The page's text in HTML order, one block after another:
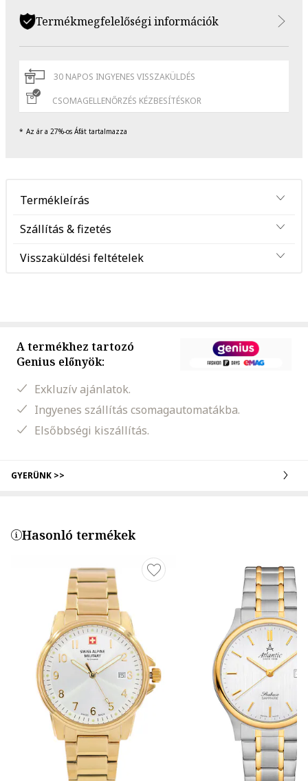
Termékmegfelelőségi információk
30 NAPOS INGYENES VISSZAKÜLDÉS
CSOMAGELLENŐRZÉS KÉZBESÍTÉSKOR
Az ár a 27%-os Áfát tartalmazza
Termékleírás
Szállítás & fizetés
Visszaküldési feltételek
A termékhez tartozó
Genius előnyök:
Exkluzív ajánlatok.
Ingyenes szállítás csomagautomatákba.
Elsőbbségi kiszállítás.
GYERÜNK >>
Hasonló termékek